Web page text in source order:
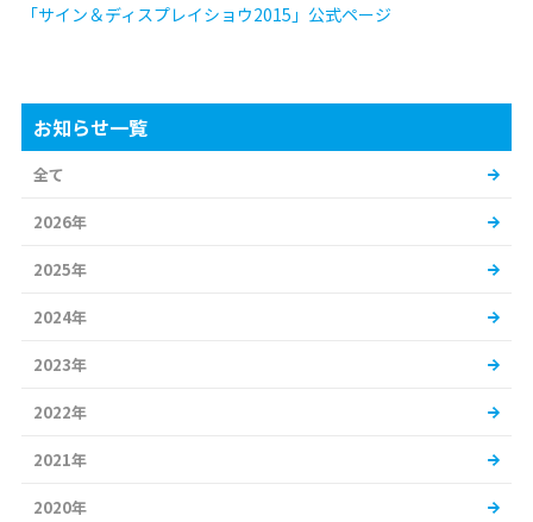
「サイン＆ディスプレイショウ2015」公式ページ
お知らせ一覧
全て
2026年
2025年
2024年
2023年
2022年
2021年
2020年